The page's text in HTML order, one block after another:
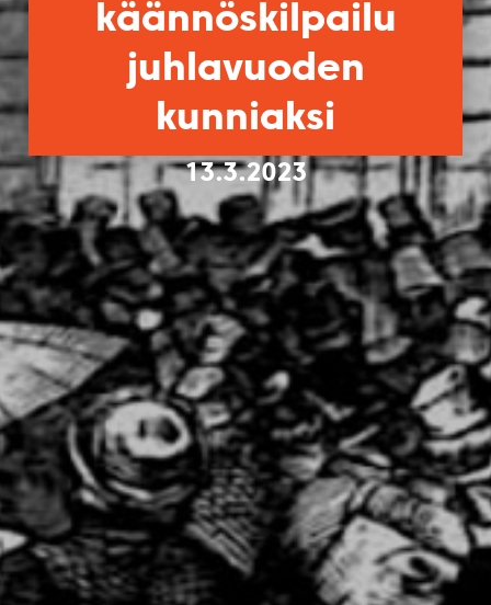
käännöskilpailu
juhlavuoden
kunniaksi
13.3.2023